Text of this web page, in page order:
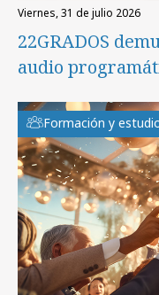
viernes, 31 de julio 2026
22GRADOS
audio
Formación y